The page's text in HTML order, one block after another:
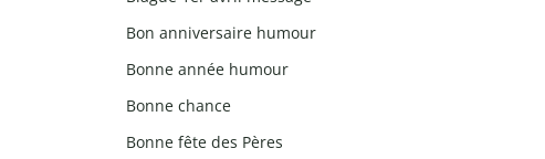
Bon anniversaire humour
Bonne année humour
Bonne chance
Bonne fête des Pères